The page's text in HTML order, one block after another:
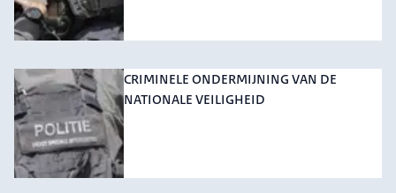
CRIMINELE ONDERMIJNING VAN DE
NATIONALE VEILIGHEID